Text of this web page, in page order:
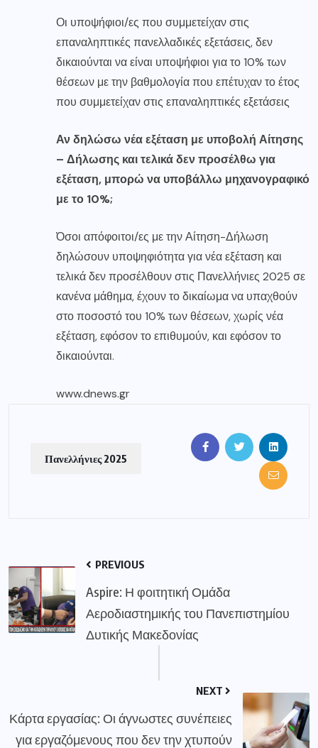
Οι υποψήφιοι/ες που συμμετείχαν στις
επαναληπτικές πανελλαδικές εξετάσεις, δεν
δικαιούνται να είναι υποψήφιοι για το 10% των
θέσεων με την βαθμολογία που επέτυχαν το έτος
που συμμετείχαν στις επαναληπτικές εξετάσεις
Αν δηλώσω νέα εξέταση με υποβολή Αίτησης
– Δήλωσης και τελικά δεν προσέλθω για
εξέταση, μπορώ να υποβάλλω μηχανογραφικό
με το 10%;
Όσοι απόφοιτοι/ες με την Αίτηση-Δήλωση
δηλώσουν υποψηφιότητα για νέα εξέταση και
τελικά δεν προσέλθουν στις Πανελλήνιες 2025 σε
κανένα μάθημα, έχουν το δικαίωμα να υπαχθούν
στο ποσοστό του 10% των θέσεων, χωρίς νέα
εξέταση, εφόσον το επιθυμούν, και εφόσον το
δικαιούνται.
www.dnews.gr
Πανελλήνιες 2025
PREVIOUS
Aspire: Η φοιτητική Ομάδα
Αεροδιαστημικής του Πανεπιστημίου
Δυτικής Μακεδονίας
NEXT
Κάρτα εργασίας: Οι άγνωστες συνέπειες
για εργαζόμενους που δεν την χτυπούν